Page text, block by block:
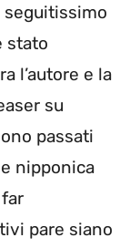
seguitissimo
stato
l’autore e la
su
passati
nipponica
pare siano